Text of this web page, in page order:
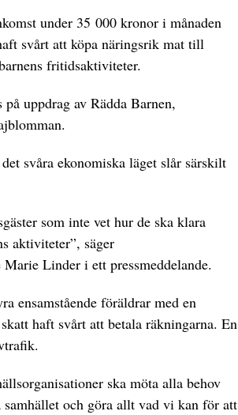
under 35 000 kronor i månaden
svårt att köpa näringsrik mat till
fritidsaktiviteter.
uppdrag av Rädda Barnen,
svåra ekonomiska läget slår särskilt
som inte vet hur de ska klara
aktiviteter”, säger
Linder i ett pressmeddelande.
ensamstående föräldrar med en
haft svårt att betala räkningarna. En
ska möta alla behov
och göra allt vad vi kan för att